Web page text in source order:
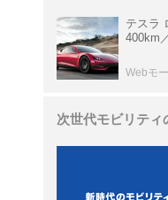
テスラ
400km
ーカー
113】
Webモ
次世代モビリティ